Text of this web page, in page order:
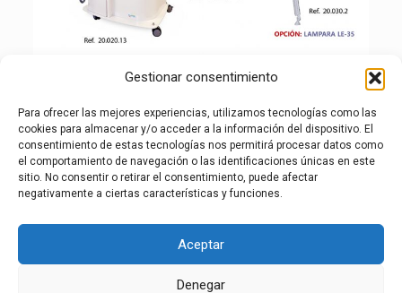
Gestionar consentimiento
Para ofrecer las mejores experiencias, utilizamos tecnologías como las
cookies para almacenar y/o acceder a la información del dispositivo. El
consentimiento de estas tecnologías nos permitirá procesar datos como
el comportamiento de navegación o las identificaciones únicas en este
sitio. No consentir o retirar el consentimiento, puede afectar
negativamente a ciertas características y funciones.
Aceptar
Denegar